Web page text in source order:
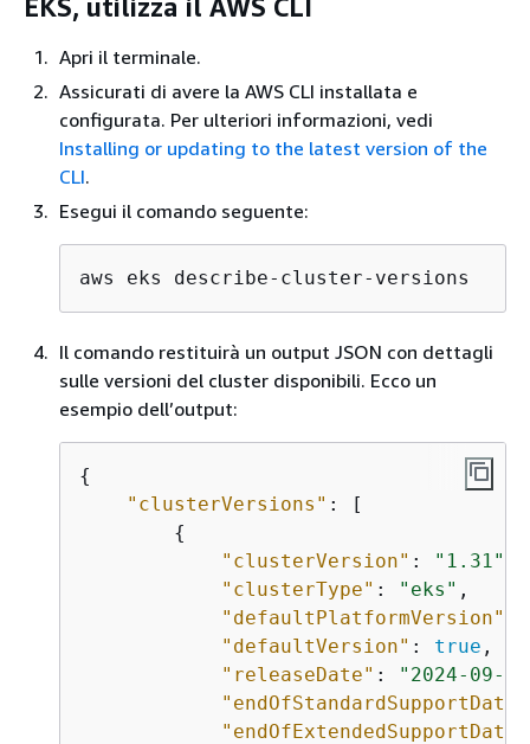
EKS, utilizza il AWS CLI
Apri il terminale.
Assicurati di avere la AWS CLI installata e
configurata. Per ulteriori informazioni, vedi
Installing or updating to the latest version of the
CLI.
Esegui il comando seguente:
aws eks describe-cluster-versions
Il comando restituirà un output JSON con dettagli
sulle versioni del cluster disponibili. Ecco un
esempio dell’output:
{
"clusterVersions" : [
{
"clusterVersion" : "1.31"
"clusterType" : "eks" ,
"defaultPlatformVersion"
"defaultVersion" : true ,
"releaseDate" :
"2024-09-
"endOfStandardSupportDate"
"endOfExtendedSupportDate"